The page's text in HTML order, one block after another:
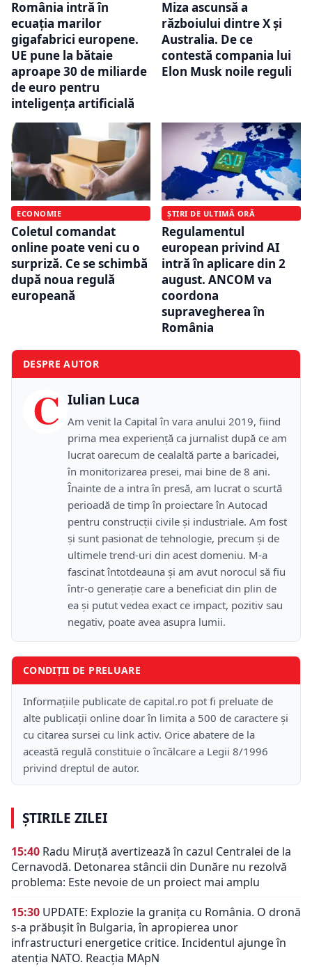
România intră în
ecuația marilor
gigafabrici europene.
UE pune la bătaie
aproape 30 de miliarde
de euro pentru
inteligența artificială
Miza ascunsă a
războiului dintre X și
Australia. De ce
contestă compania lui
Elon Musk noile reguli
ECONOMIE
Coletul comandat
online poate veni cu o
surpriză. Ce se schimbă
după noua regulă
europeană
ȘTIRI DE ULTIMĂ ORĂ
Regulamentul
european privind AI
intră în aplicare din 2
august. ANCOM va
coordona
supravegherea în
România
DESPRE AUTOR
C Iulian Luca
Am venit la Capital în vara anului 2019, fiind
prima mea experiență ca jurnalist după ce am
lucrat oarecum de cealaltă parte a baricadei,
în monitorizarea presei, mai bine de 8 ani.
Înainte de a intra în presă, am lucrat o scurtă
perioadă de timp în proiectare în Autocad
pentru construcții civile și industriale. Am fost
și sunt pasionat de tehnologie, precum și de
ultimele trend-uri din acest domeniu. M-a
fascinat întotdeauna și am avut norocul să fiu
într-o generație care a beneficiat din plin de
ea și putut vedea exact ce impact, pozitiv sau
negativ, poate avea asupra lumii.
CONDIȚII DE PRELUARE
Informațiile publicate de capital.ro pot fi preluate de
alte publicații online doar în limita a 500 de caractere și
cu citarea sursei cu link activ. Orice abatere de la
această regulă constituie o încălcare a Legii 8/1996
privind dreptul de autor.
ȘTIRILE ZILEI
15:40 Radu Miruță avertizează în cazul Centralei de la
Cernavodă. Detonarea stâncii din Dunăre nu rezolvă
problema: Este nevoie de un proiect mai amplu
15:30 UPDATE: Explozie la granița cu România. O dronă
s-a prăbușit în Bulgaria, în apropierea unor
infrastructuri energetice critice. Incidentul ajunge în
atenția NATO. Reacția MApN